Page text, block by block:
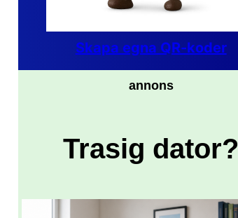
Skapa egna QR-koder
annons
Trasig dator?